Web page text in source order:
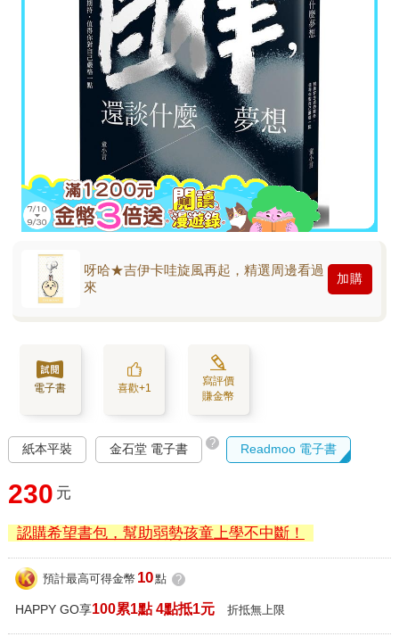
呀哈★吉伊卡哇旋風再起，精選周邊看過
來
加購
電子書 喜歡+1
寫評價
賺金幣
紙本平裝 金石堂 電子書 ? Readmoo 電子書
230 元
認購希望書包，幫助弱勢孩童上學不中斷！
預計最高可得金幣 10點 ?
HAPPY GO享100累1點 4點抵1元 折抵無上限